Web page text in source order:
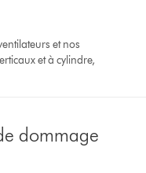
et nos
et à cylindre,
dommage